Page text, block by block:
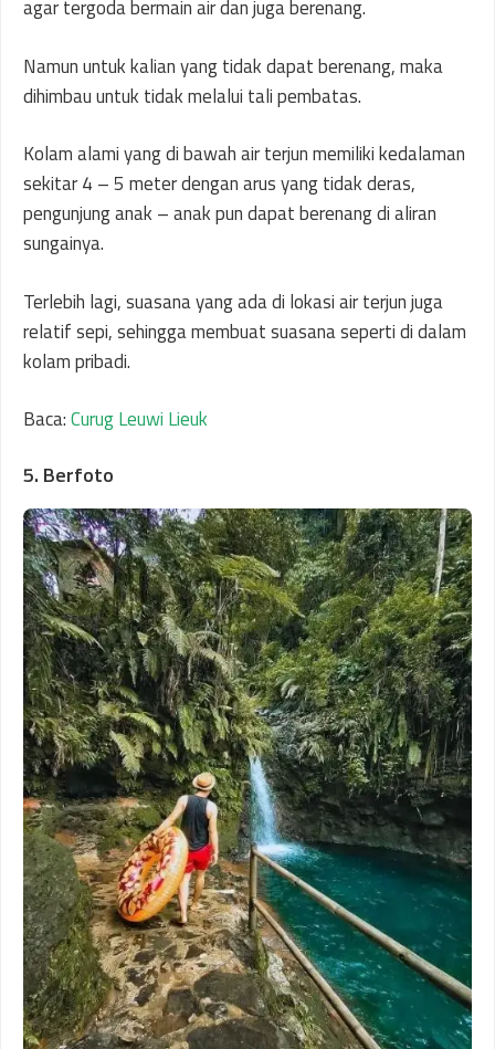
agar tergoda bermain air dan juga berenang.
Namun untuk kalian yang tidak dapat berenang, maka
dihimbau untuk tidak melalui tali pembatas.
Kolam alami yang di bawah air terjun memiliki kedalaman
sekitar 4 – 5 meter dengan arus yang tidak deras,
pengunjung anak – anak pun dapat berenang di aliran
sungainya.
Terlebih lagi, suasana yang ada di lokasi air terjun juga
relatif sepi, sehingga membuat suasana seperti di dalam
kolam pribadi.
Baca:Curug Leuwi Lieuk
5. Berfoto